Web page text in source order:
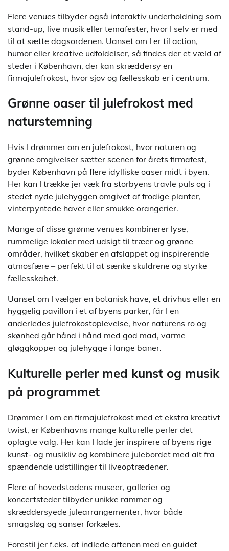
Flere venues tilbyder også interaktiv underholdning som
stand-up, live musik eller temafester, hvor I selv er med
til at sætte dagsordenen. Uanset om I er til action,
humor eller kreative udfoldelser, så findes der et væld af
steder i København, der kan skræddersy en
firmajulefrokost, hvor sjov og fællesskab er i centrum.
Grønne oaser til julefrokost med
naturstemning
Hvis I drømmer om en julefrokost, hvor naturen og
grønne omgivelser sætter scenen for årets firmafest,
byder København på flere idylliske oaser midt i byen.
Her kan I trække jer væk fra storbyens travle puls og i
stedet nyde julehyggen omgivet af frodige planter,
vinterpyntede haver eller smukke orangerier.
Mange af disse grønne venues kombinerer lyse,
rummelige lokaler med udsigt til træer og grønne
områder, hvilket skaber en afslappet og inspirerende
atmosfære – perfekt til at sænke skuldrene og styrke
fællesskabet.
Uanset om I vælger en botanisk have, et drivhus eller en
hyggelig pavillon i et af byens parker, får I en
anderledes julefrokostoplevelse, hvor naturens ro og
skønhed går hånd i hånd med god mad, varme
gløggkopper og julehygge i lange baner.
Kulturelle perler med kunst og musik
på programmet
Drømmer I om en firmajulefrokost med et ekstra kreativt
twist, er Københavns mange kulturelle perler det
oplagte valg. Her kan I lade jer inspirere af byens rige
kunst- og musikliv og kombinere julebordet med alt fra
spændende udstillinger til liveoptrædener.
Flere af hovedstadens museer, gallerier og
koncertsteder tilbyder unikke rammer og
skræddersyede julearrangementer, hvor både
smagsløg og sanser forkæles.
Forestil jer f.eks. at indlede aftenen med en guidet